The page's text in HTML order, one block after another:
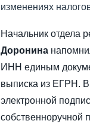
изменениях
Начальник отдела
Доронина
ИНН единым
выписка из ЕГРН.
электронной
собственноручной